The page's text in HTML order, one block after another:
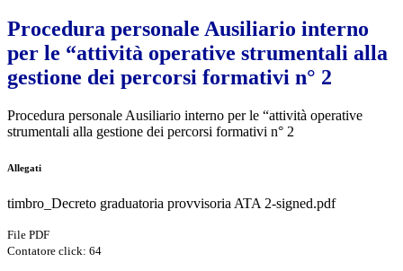
Procedura personale Ausiliario interno
per le “attività operative strumentali alla
gestione dei percorsi formativi n° 2
Procedura personale Ausiliario interno per le “attività operative
strumentali alla gestione dei percorsi formativi n° 2
Allegati
timbro_Decreto graduatoria provvisoria ATA 2-signed.pdf
File PDF
Contatore click: 64